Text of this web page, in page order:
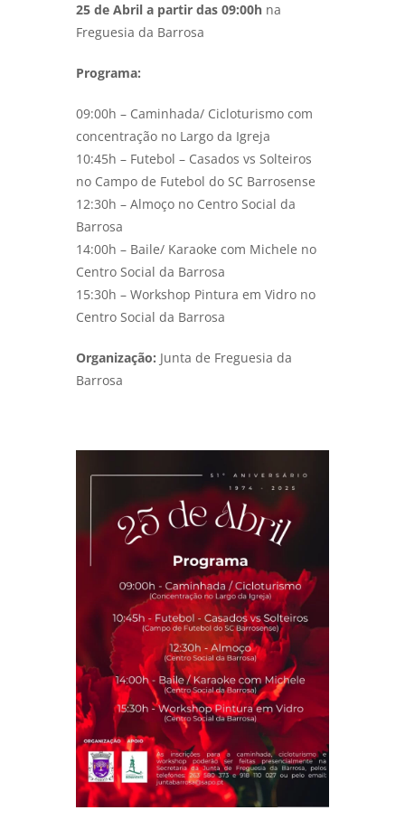
25 de Abril a partir das 09:00h na
Freguesia da Barrosa
Programa:
09:00h – Caminhada/ Cicloturismo com
concentração no Largo da Igreja
10:45h – Futebol – Casados vs Solteiros
no Campo de Futebol do SC Barrosense
12:30h – Almoço no Centro Social da
Barrosa
14:00h – Baile/ Karaoke com Michele no
Centro Social da Barrosa
15:30h – Workshop Pintura em Vidro no
Centro Social da Barrosa
Organização: Junta de Freguesia da
Barrosa